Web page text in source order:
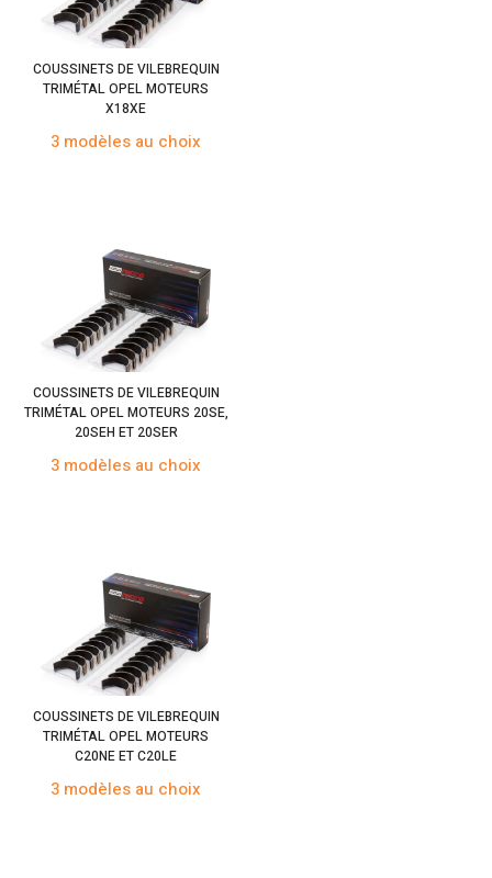
COUSSINETS DE VILEBREQUIN
TRIMÉTAL OPEL MOTEURS
X18XE
3 modèles au choix
COUSSINETS DE VILEBREQUIN
TRIMÉTAL OPEL MOTEURS 20SE,
20SEH ET 20SER
3 modèles au choix
COUSSINETS DE VILEBREQUIN
TRIMÉTAL OPEL MOTEURS
C20NE ET C20LE
3 modèles au choix